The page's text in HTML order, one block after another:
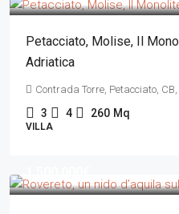
Petacciato, Molise, Il
Adriatica
Contrada Torre, Petacciato,
3 4 260 Mq
VILLA